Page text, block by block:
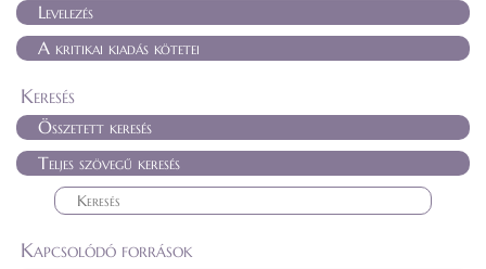
Levelezés
A kritikai kiadás kötetei
Keresés
Összetett keresés
Teljes szövegű keresés
Kapcsolódó források